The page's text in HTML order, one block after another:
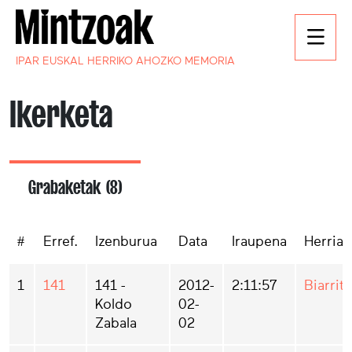
IPAR EUSKAL HERRIKO AHOZKO MEMORIA
Ikerketa
Grabaketak (8)
# Erref. Izenburua Data Iraupena Herria
1 141
141 -
Koldo
Zabala
2012-
02-
02
2:11:57 Biarritz